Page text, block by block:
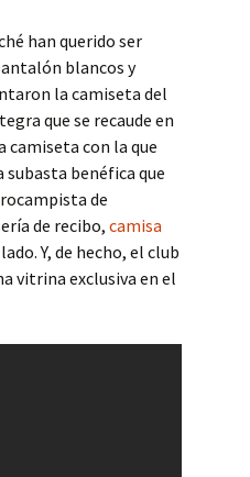
han querido ser
blancos y
la camiseta del
que se recaude en
camiseta con la que
subasta benéfica que
de
de recibo,camisa
Y, de hecho, el club
vitrina exclusiva en el